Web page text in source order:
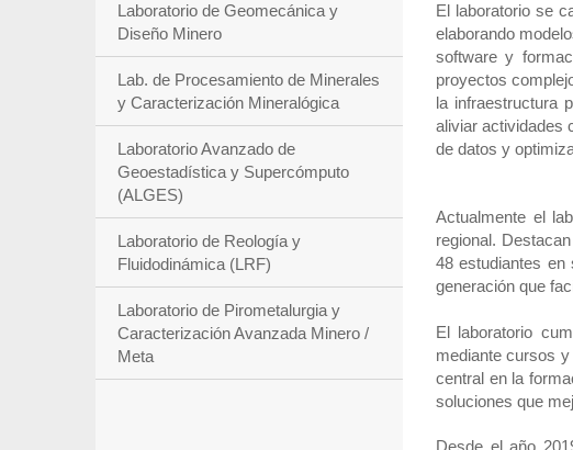
Laboratorio de Geomecánica y
Diseño Minero
Lab. de Procesamiento de Minerales
y Caracterización Mineralógica
Laboratorio Avanzado de
Geoestadística y Supercómputo
(ALGES)
Laboratorio de Reología y
Fluidodinámica (LRF)
Laboratorio de Pirometalurgia y
Caracterización Avanzada Minero /
Meta
El laboratorio se
elaborando
software y
proyectos
la infraestructura
aliviar actividades
de datos y
Actualmente el
regional.
48 estudiantes en
generación que
El laboratorio
mediante cursos
central en la
soluciones que
Desde el año